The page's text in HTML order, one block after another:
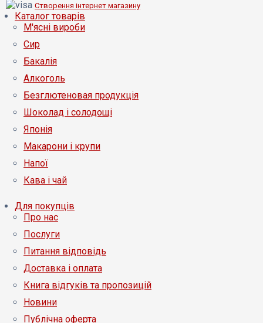
Створення інтернет магазину
Каталог товарів
М'ясні вироби
Сир
Бакалія
Алкоголь
Безглютеновая продукція
Шоколад і солодощі
Японія
Макарони і крупи
Напої
Кава і чай
Для покупців
Про нас
Послуги
Питання відповідь
Доставка і оплата
Книга відгуків та пропозицій
Новини
Публічна оферта